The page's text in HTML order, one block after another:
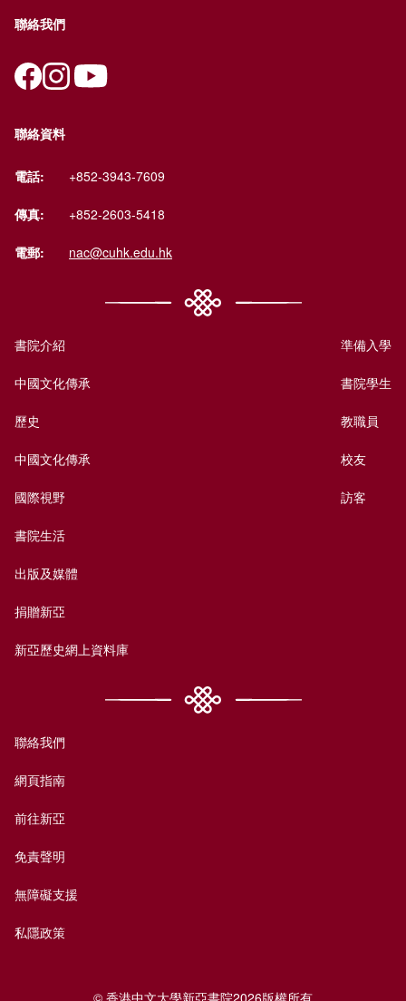
聯絡我們
聯絡資料
電話: +852-3943-7609
傳真: +852-2603-5418
電郵: nac@cuhk.edu.hk
書院介紹
中國文化傳承
歷史
中國文化傳承
國際視野
書院生活
出版及媒體
捐贈新亞
新亞歷史網上資料庫
準備入學
書院學生
教職員
校友
訪客
聯絡我們
網頁指南
前往新亞
免責聲明
無障礙支援
私隱政策